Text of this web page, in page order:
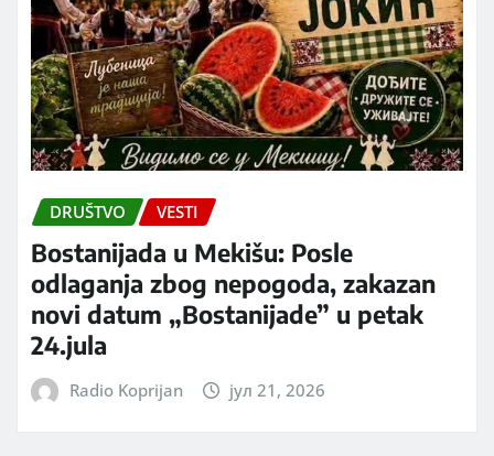
DRUŠTVO VESTI
Bostanijada u Mekišu: Posle
odlaganja zbog nepogoda, zakazan
novi datum „Bostanijade” u petak
24.jula
Radio Koprijan јул 21, 2026